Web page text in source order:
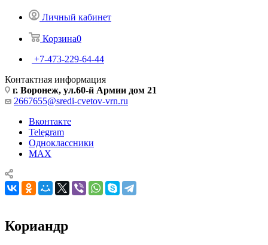
Личный кабинет
Корзина0
+7-473-229-64-44
Контактная информация
г. Воронеж, ул.60-й Армии дом 21
2667655@sredi-cvetov-vrn.ru
Вконтакте
Telegram
Одноклассники
MAX
Кориандр